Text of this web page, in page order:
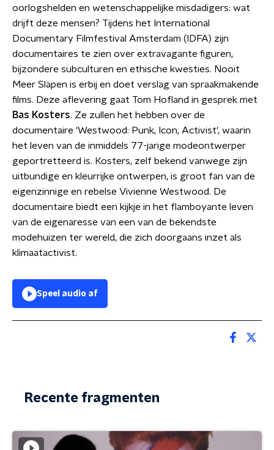
oorlogshelden en wetenschappelijke misdadigers: wat
drijft deze mensen? Tijdens het International
Documentary Filmfestival Amsterdam (IDFA) zijn
documentaires te zien over extravagante figuren,
bijzondere subculturen en ethische kwesties. Nooit
Meer Slapen is erbij en doet verslag van spraakmakende
films. Deze aflevering gaat Tom Hofland in gesprek met
Bas Kosters. Ze zullen het hebben over de
documentaire 'Westwood: Punk, Icon, Activist', waarin
het leven van de inmiddels 77-jarige modeontwerper
geportretteerd is. Kosters, zelf bekend vanwege zijn
uitbundige en kleurrijke ontwerpen, is groot fan van de
eigenzinnige en rebelse Vivienne Westwood. De
documentaire biedt een kijkje in het flamboyante leven
van de eigenaresse van een van de bekendste
modehuizen ter wereld, die zich doorgaans inzet als
klimaatactivist.
Speel audio af
Recente fragmenten